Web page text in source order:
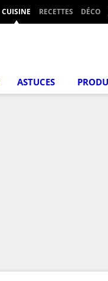
CUISINE RECETTES DÉCO
ASTUCES